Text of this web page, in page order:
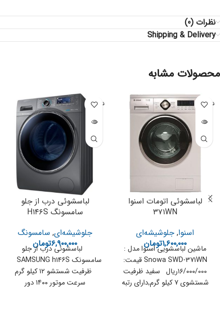
نظرات (0)
Shipping & Delivery
محصولات مشابه
ناموجود
لباسشوئی اتومات اسنوا
۳۷۱WN
اسنوا, جلوشیشه‌ای
۱,۶۰۰,۰۰۰تومان
ماشین لباسشویی اسنوا مدل :
Snowa SWD-371WN قیمت:
۱۶/۰۰۰/000ریال سفید ظرفیت
شستشوی ۷ کیلو گرم,دارای رتبه
ناموجود
لباسشوئی درب از جلو
سامسونگ H۱۴۶S
جلوشیشه‌ای, سامسونگ
۶,۹۰۰,۰۰۰تومان
لباسشوئی درب از جلو
ظرفیت شستشو ۱۲ کیلو گرم
سرعت موتور ۱۴۰۰ دور